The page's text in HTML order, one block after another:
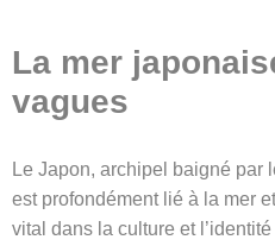
La mer
vagues
Le Japon, archipel baigné par
est profondément lié à la mer
vital dans la culture et